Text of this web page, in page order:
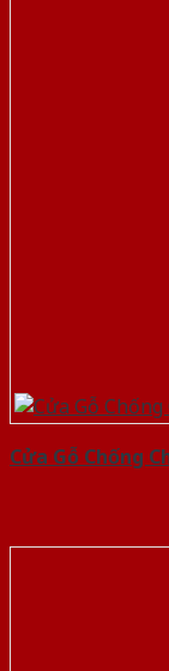
Cửa Gỗ Chống